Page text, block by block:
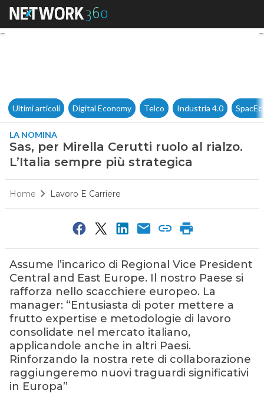
Sas, per Mirella Cerutti ruolo
Ultimi articoli Digital Economy Telco Industria 4.0
LA NOMINA
Sas, per Mirella Cerutti ruolo al rialzo.
L’Italia sempre più strategica
Home Lavoro E Carriere
Assume l’incarico di Regional Vice President
Central and East Europe. Il nostro Paese si
rafforza nello scacchiere europeo. La
manager: “Entusiasta di poter mettere a
frutto expertise e metodologie di lavoro
consolidate nel mercato italiano,
applicandole anche in altri Paesi.
Rinforzando la nostra rete di collaborazione
raggiungeremo nuovi traguardi significativi
in Europa”